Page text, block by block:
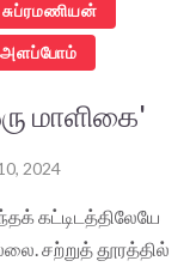
மாளிகை'
2024
கட்டிடத்திலேயே
சற்றுத் தூரத்தில்